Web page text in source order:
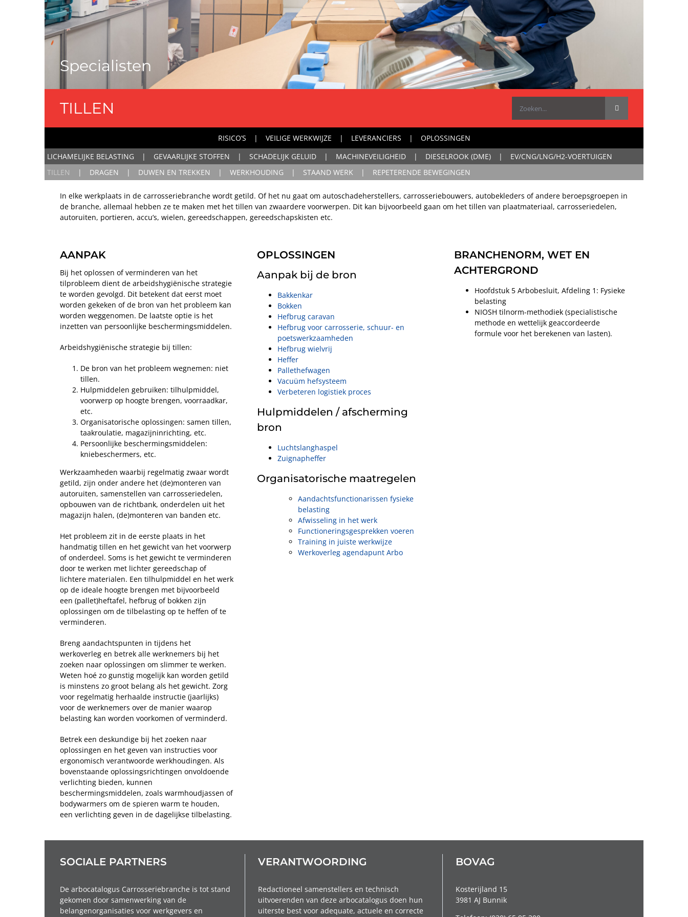
Specialisten
TILLEN
naar:
RISICO’S VEILIGE WERKWIJZE LEVERANCIERS
OPLOSSINGEN
LICHAMELIJKE BELASTING
GEVAARLIJKE STOFFEN SCHADELIJK GELUID MACHINEVEILIGHEID DIESELROOK (DME)
EV/CNG/LNG/H2-VOERTUIGEN
TILLEN
DRAGEN DUWEN EN TREKKEN WERKHOUDING STAAND WERK REPETERENDE BEWEGINGEN
In elke werkplaats in de carrosseriebranche wordt getild. Of het nu gaat om autoschadeherstellers, carrosseriebouwers, autobekleders of andere beroepsgroepen in
de branche, allemaal hebben ze te maken met het tillen van zwaardere voorwerpen. Dit kan bijvoorbeeld gaan om het tillen van plaatmateriaal, carrosseriedelen,
autoruiten, portieren, accu’s, wielen, gereedschappen, gereedschapskisten etc.
AANPAK
Bij het oplossen of verminderen van het
tilprobleem dient de arbeidshygiënische strategie
te worden gevolgd. Dit betekent dat eerst moet
worden gekeken of de bron van het probleem kan
worden weggenomen. De laatste optie is het
inzetten van persoonlijke beschermingsmiddelen.
Arbeidshygiënische strategie bij tillen:
De bron van het probleem wegnemen: niet
tillen.
Hulpmiddelen gebruiken: tilhulpmiddel,
voorwerp op hoogte brengen, voorraadkar,
etc.
Organisatorische oplossingen: samen tillen,
taakroulatie, magazijninrichting, etc.
Persoonlijke beschermingsmiddelen:
kniebeschermers, etc.
Werkzaamheden waarbij regelmatig zwaar wordt
getild, zijn onder andere het (de)monteren van
autoruiten, samenstellen van carrosseriedelen,
opbouwen van de richtbank, onderdelen uit het
magazijn halen, (de)monteren van banden etc.
Het probleem zit in de eerste plaats in het
handmatig tillen en het gewicht van het voorwerp
of onderdeel. Soms is het gewicht te verminderen
door te werken met lichter gereedschap of
lichtere materialen. Een tilhulpmiddel en het werk
op de ideale hoogte brengen met bijvoorbeeld
een (pallet)heftafel, hefbrug of bokken zijn
oplossingen om de tilbelasting op te heffen of te
verminderen.
Breng aandachtspunten in tijdens het
werkoverleg en betrek alle werknemers bij het
zoeken naar oplossingen om slimmer te werken.
Weten hoé zo gunstig mogelijk kan worden getild
is minstens zo groot belang als het gewicht. Zorg
voor regelmatig herhaalde instructie (jaarlijks)
voor de werknemers over de manier waarop
belasting kan worden voorkomen of verminderd.
Betrek een deskundige bij het zoeken naar
oplossingen en het geven van instructies voor
ergonomisch verantwoorde werkhoudingen. Als
bovenstaande oplossingsrichtingen onvoldoende
verlichting bieden, kunnen
beschermingsmiddelen, zoals warmhoudjassen of
bodywarmers om de spieren warm te houden,
een verlichting geven in de dagelijkse tilbelasting.
OPLOSSINGEN
Aanpak bij de bron
Bakkenkar
Bokken
Hefbrug caravan
Hefbrug voor carrosserie, schuur- en
poetswerkzaamheden
Hefbrug wielvrij
Heffer
Pallethefwagen
Vacuüm hefsysteem
Verbeteren logistiek proces
Hulpmiddelen / afscherming
bron
Luchtslanghaspel
Zuignapheffer
Organisatorische maatregelen
Aandachtsfunctionarissen fysieke
belasting
Afwisseling in het werk
Functioneringsgesprekken voeren
Training in juiste werkwijze
Werkoverleg agendapunt Arbo
BRANCHENORM, WET EN
ACHTERGROND
Hoofdstuk 5 Arbobesluit, Afdeling 1: Fysieke
belasting
NIOSH tilnorm-methodiek (specialistische
methode en wettelijk geaccordeerde
formule voor het berekenen van lasten).
SOCIALE PARTNERS
De arbocatalogus Carrosseriebranche is tot stand
gekomen door samenwerking van de
belangenorganisaties voor werkgevers en
VERANTWOORDING
Redactioneel samenstellers en technisch
uitvoerenden van deze arbocatalogus doen hun
uiterste best voor adequate, actuele en correcte
BOVAG
Kosterijland 15
3981 AJ Bunnik